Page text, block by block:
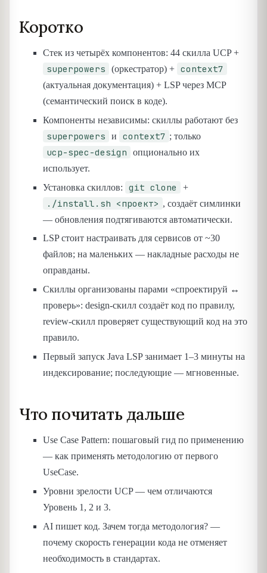
Коротко
Стек из четырёх компонентов: 44 скилла UCP +
superpowers (оркестратор) + context7
(актуальная документация) + LSP через MCP
(семантический поиск в коде).
Компоненты независимы: скиллы работают без
superpowers и context7 ; только
ucp-spec-design
опционально их
использует.
Установка скиллов:
git clone +
./install.sh <проект> , создаёт симлинки
— обновления подтягиваются автоматически.
LSP стоит настраивать для сервисов от ~30
файлов; на маленьких — накладные расходы не
оправданы.
Скиллы организованы парами «спроектируй ↔
проверь»: design-скилл создаёт код по правилу,
review-скилл проверяет существующий код на это
правило.
Первый запуск Java LSP занимает 1–3 минуты на
индексирование; последующие — мгновенные.
Что почитать дальше
Use Case Pattern: пошаговый гид по применению
— как применять методологию от первого
UseCase.
Уровни зрелости UCP — чем отличаются
Уровень 1, 2 и 3.
AI пишет код. Зачем тогда методология? —
почему скорость генерации кода не отменяет
необходимость в стандартах.